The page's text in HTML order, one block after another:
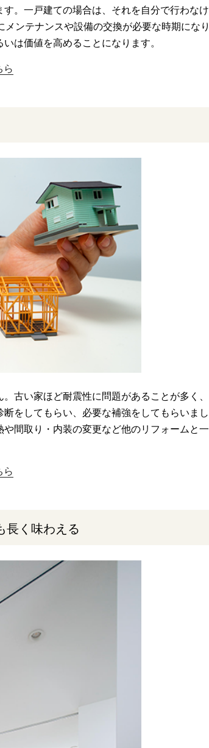
。一戸建ての場合は、それを自分で行わなけ
ンテナンスや設備の交換が必要な時期になり
は価値を高めることになります。
ら
古い家ほど耐震性に問題があることが多く、
をしてもらい、必要な補強をしてもらいまし
間取り・内装の変更など他のリフォームと一
ら
長く味わえる